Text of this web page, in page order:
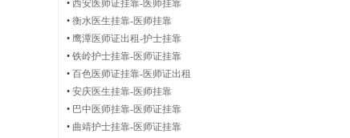
执
• 西安医师证挂靠-医师挂靠
• 衡水医生挂靠-医师挂靠
• 鹰潭医师证出租-护士挂靠
• 铁岭护士挂靠-医师证挂靠
• 百色医师证挂靠-医师证出租
• 安庆医生挂靠-医师挂靠
• 巴中医师挂靠-医师证挂靠
• 曲靖护士挂靠-医师证挂靠